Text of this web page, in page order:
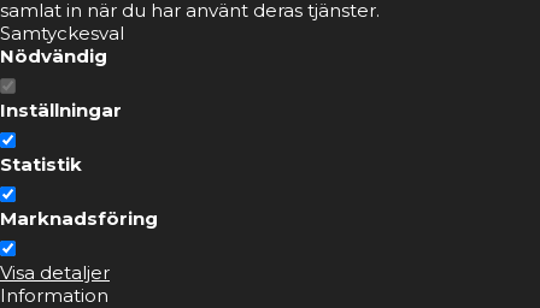
samlat in när du har använt deras tjänster.
Samtyckesval
Nödvändig
Inställningar
Statistik
Marknadsföring
Visa detaljer
Information